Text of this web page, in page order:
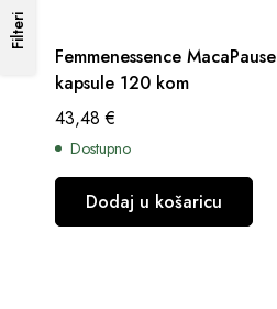
Filteri
Femmenessence MacaPause
kapsule 120 kom
43,48€
Dostupno
Dodaj u košaricu